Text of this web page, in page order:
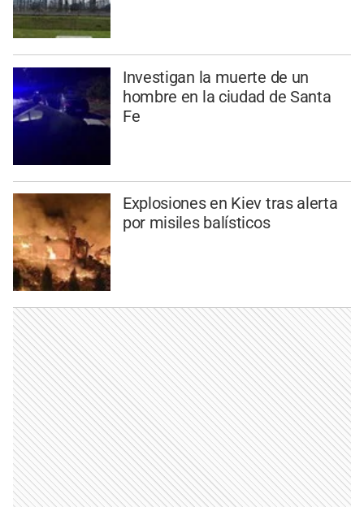
Investigan la muerte de un
hombre en la ciudad de Santa
Fe
Explosiones en Kiev tras alerta
por misiles balísticos